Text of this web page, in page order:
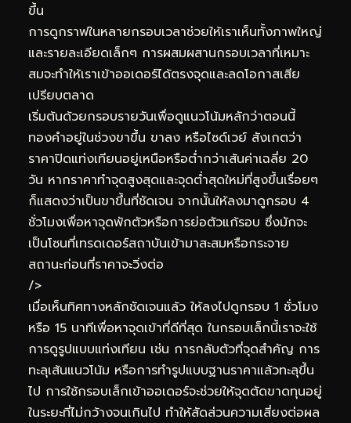
ขึ้น
การดูกราฟในหลายกรอบเวลาช่วยให้เราเห็นทั้งภาพใหญ่
และรายละเอียดเล็กๆ การผสมผสานกรอบเวลาที่เหมาะ
สมจะทำให้เราเข้าออเดอร์ได้ตรงจุดและลดโอกาสเสีย
เปรียบตลาด
เริ่มต้นด้วยกรอบรายวันเพื่อดูแนวโน้มหลักว่าตอนนี้
ทองคำอยู่ในช่วงขาขึ้น ขาลง หรือไซด์เวย์ สังเกตว่า
ราคาปิดแท่งเทียนอยู่เหนือหรือต่ำกว่าเส้นค่าเฉลี่ย 20
วัน หากราคาทำจุดสูงสุดและจุดต่ำสุดใหม่ที่สูงขึ้นเรื่อยๆ
ก็แสดงว่าเป็นขาขึ้นที่ชัดเจน จากนั้นให้ลงมาดูกรอบ 4
ชั่วโมงเพื่อหาจุดพักตัวหรือการย่อตัวแก้รอบ ซึ่งมักจะ
เป็นโซนที่เทรดเดอร์สถาบันเข้ามาสะสมหรือกระจาย
สถานะก่อนที่ราคาจะวิ่งต่อ
/>
เมื่อเห็นทิศทางหลักชัดเจนแล้ว ให้ลงไปดูกรอบ 1 ชั่วโมง
หรือ 15 นาทีเพื่อหาจุดเข้าที่ดีที่สุด ในกรอบเล็กนี้เราจะใช้
การดูรูปแบบแท่งเทียน เช่น การกลับตัวที่จุดสำคัญ การ
ทะลุเส้นแนวโน้ม หรือการทำรูปแบบฐานราคาแล้วทะลุขึ้น
ไป การใช้กรอบเล็กเข้าออเดอร์จะช่วยให้จุดตัดขาดทุนอยู่
ในระยะที่ไม่กว้างจนเกินไป ทำให้สัดส่วนความเสี่ยงต่อผล